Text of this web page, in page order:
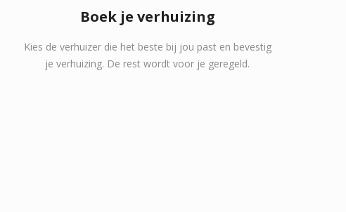
Boek je verhuizing
Kies de verhuizer die het beste bij jou past en bevestig
je verhuizing. De rest wordt voor je geregeld.